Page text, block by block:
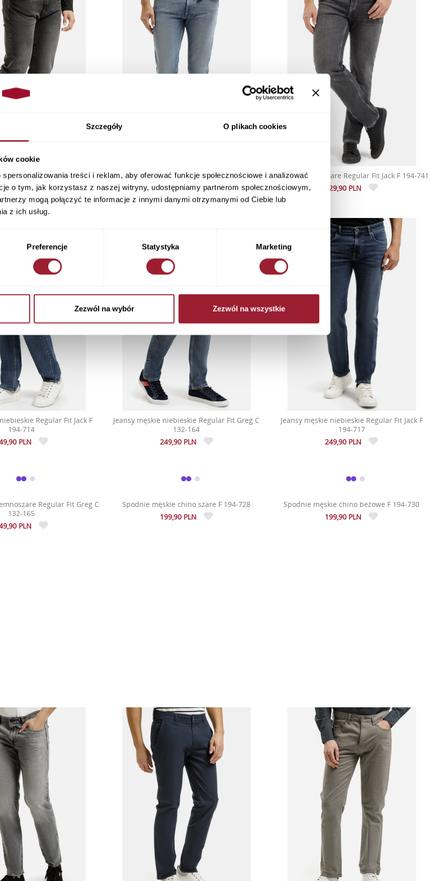
Szczegóły O plikach cookies
cookie
treści i reklam, aby oferować funkcje społecznościowe i analizować
o tym, jak korzystasz z naszej witryny, udostępniamy partnerom społecznościowym,
mogą połączyć te informacje z innymi danymi otrzymanymi od Ciebie lub
z ich usług.
Preferencje Statystyka Marketing
Zezwól na wybór Zezwól na wszystkie
Regular Fit Greg C
132-166
PLN
Jeansy męskie niebieskie Regular Fit Greg C
132-174
329,90 PLN
Jeansy męskie szare Regular Fit Jack F 194-741
329,90 PLN
Regular Fit Jack F
194-714
PLN
Jeansy męskie niebieskie Regular Fit Greg C
132-164
249,90 PLN
Jeansy męskie niebieskie Regular Fit Jack F
194-717
249,90 PLN
Regular Fit Greg C
132-165
PLN
Spodnie męskie chino szare F 194-728
199,90 PLN
Spodnie męskie chino beżowe F 194-730
199,90 PLN